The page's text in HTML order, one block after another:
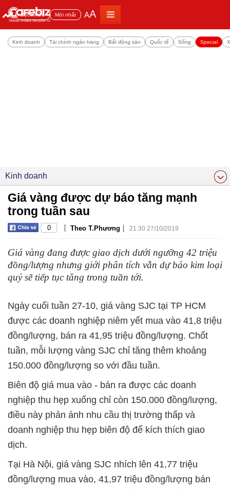
Đọc nhiều Mới nhất AA
Kinh doanh Tài chính ngân hàng Bất động sản Quốc tế Sống Special
Kinh doanh
Giá vàng được dự báo tăng mạnh
trong tuần sau
0 | Theo T.Phương | 21:30 27/10/2019
Giá vàng đang được giao dịch dưới ngưỡng 42 triệu
đồng/lượng nhưng giới phân tích vẫn dự báo kim loại
quý sẽ tiếp tục tăng trong tuần tới.
Ngày cuối tuần 27-10, giá vàng SJC tại TP HCM
được các doanh nghiệp niêm yết mua vào 41,8 triệu
đồng/lượng, bán ra 41,95 triệu đồng/lượng. Chốt
tuần, mỗi lượng vàng SJC chỉ tăng thêm khoảng
150.000 đồng/lượng so với đầu tuần.
Biên độ giá mua vào - bán ra được các doanh
nghiệp thu hẹp xuống chỉ còn 150.000 đồng/lượng,
điều này phản ánh nhu cầu thị trường thấp và
doanh nghiệp thu hẹp biên độ để kích thích giao
dịch.
Tại Hà Nội, giá vàng SJC nhích lên 41,77 triệu
đồng/lượng mua vào, 41,97 triệu đồng/lượng bán